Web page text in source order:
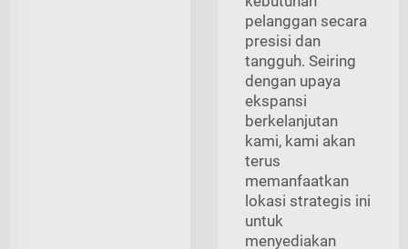
pelanggan secara
presisi dan
tangguh. Seiring
dengan upaya
ekspansi
berkelanjutan
kami, kami akan
terus
memanfaatkan
lokasi strategis ini
untuk
menyediakan